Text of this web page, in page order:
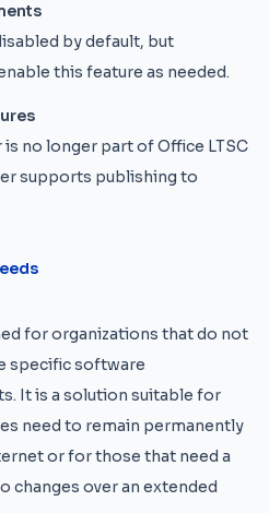
by default, but
this feature as needed.
no longer part of Office LTSC
supports publishing to
for organizations that do not
specific software
It is a solution suitable for
need to remain permanently
or for those that need a
changes over an extended